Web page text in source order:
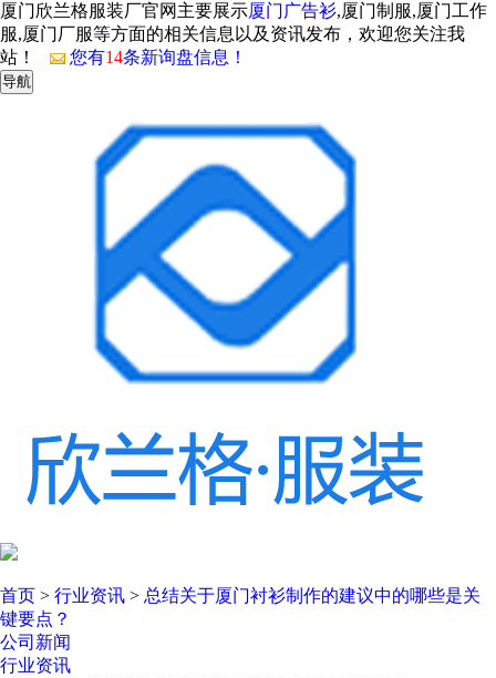
厦门欣兰格服装厂官网主要展示厦门广告衫,厦门制服,厦门工作
服,厦门厂服等方面的相关信息以及资讯发布，欢迎您关注我
站！
您有14条新询盘信息！
导航
首页 > 行业资讯 > 总结关于厦门衬衫制作的建议中的哪些是关
键要点？
公司新闻
行业资讯